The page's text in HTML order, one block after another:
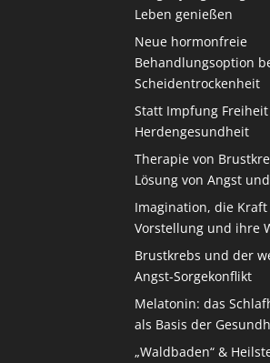
Leben genießen
Neue hormonfreie
Behandlungsoption
Scheidentrockenheit
Statt Impfung
Herdengesundheit
Therapie von
Lösung von Angst
Imagination, die
Vorstellung und ihre
Brustkrebs und der
Angst-Sorgekonflikt
Melatonin: das
als Basis der
„Waldbaden“ &